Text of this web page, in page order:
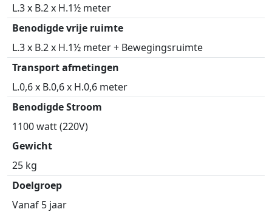
L.3 x B.2 x H.1½ meter
Benodigde vrije ruimte
L.3 x B.2 x H.1½ meter + Bewegingsruimte
Transport afmetingen
L.0,6 x B.0,6 x H.0,6 meter
Benodigde Stroom
1100 watt (220V)
Gewicht
25 kg
Doelgroep
Vanaf 5 jaar